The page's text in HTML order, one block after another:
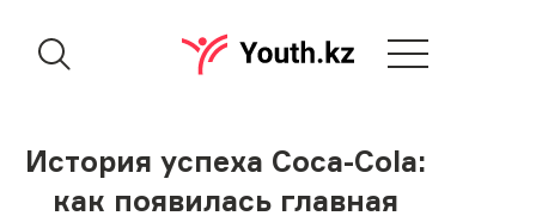
История успеха Coca-Cola:
как появилась главная